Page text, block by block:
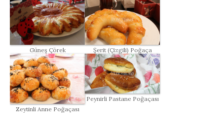
Güneş Çörek Şerit (Çizgili) Poğaça
Zeytinli Anne Poğaçası
Peynirli Pastane Poğaçası